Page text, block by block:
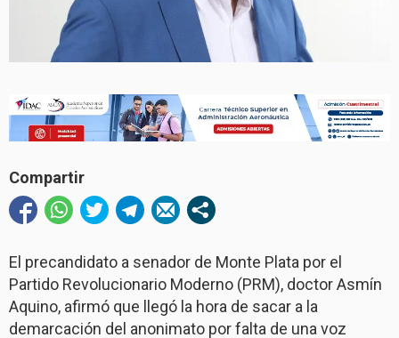
Compartir
El precandidato a senador de Monte Plata por el
Partido Revolucionario Moderno (PRM), doctor Asmín
Aquino, afirmó que llegó la hora de sacar a la
demarcación del anonimato por falta de una voz